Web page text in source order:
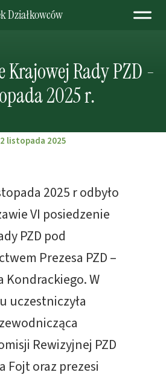
Działkowców
Krajowej Rady PZD -
2025 r.
listopada 2025
2025 r odbyło
VI posiedzenie
PZD pod
Prezesa PZD –
Kondrackiego. W
uczestniczyła
Rewizyjnej PZD
Fojt oraz prezesi